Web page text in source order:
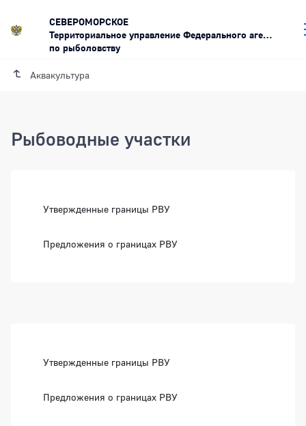
СЕВЕРОМОРСКОЕ
Территориальное управление Федерального агентства
по рыболовству
Аквакультура
Рыбоводные участки
Утвержденные границы РВУ
Предложения о границах РВУ
Утвержденные границы РВУ
Предложения о границах РВУ